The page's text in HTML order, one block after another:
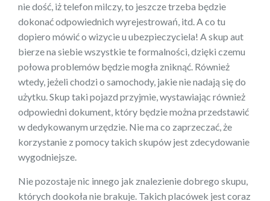
nie dość, iż telefon milczy, to jeszcze trzeba będzie
dokonać odpowiednich wyrejestrowań, itd. A co tu
dopiero mówić o wizycie u ubezpieczyciela! A skup aut
bierze na siebie wszystkie te formalności, dzięki czemu
połowa problemów będzie mogła zniknąć. Również
wtedy, jeżeli chodzi o samochody, jakie nie nadają się do
użytku. Skup taki pojazd przyjmie, wystawiając również
odpowiedni dokument, który będzie można przedstawić
w dedykowanym urzędzie. Nie ma co zaprzeczać, że
korzystanie z pomocy takich skupów jest zdecydowanie
wygodniejsze.
Nie pozostaje nic innego jak znalezienie dobrego skupu,
których dookoła nie brakuje. Takich placówek jest coraz